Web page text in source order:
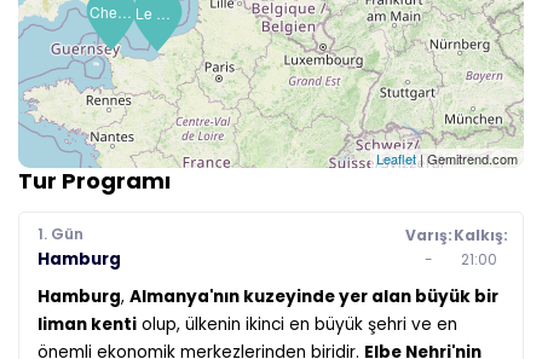
Cherbourg (Mt St Michel) Le Havre (Paris)
Leaflet| Gemitrend.com
Tur Programı
1. Gün
Hamburg
Varış:
-
Kalkış:
21:00
Hamburg, Almanya'nın kuzeyinde yer alan büyük bir
liman kenti olup, ülkenin ikinci en büyük şehri ve en
önemli ekonomik merkezlerinden biridir. Elbe Nehri'nin